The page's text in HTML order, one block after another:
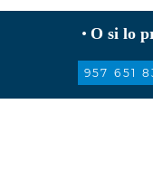
O si lo
957 651